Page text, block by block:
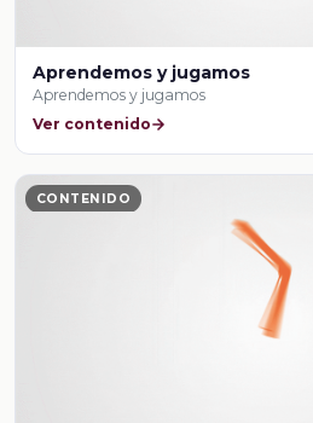
Aprendemos y jugamos
Aprendemos y jugamos
Ver contenido
CONTENIDO